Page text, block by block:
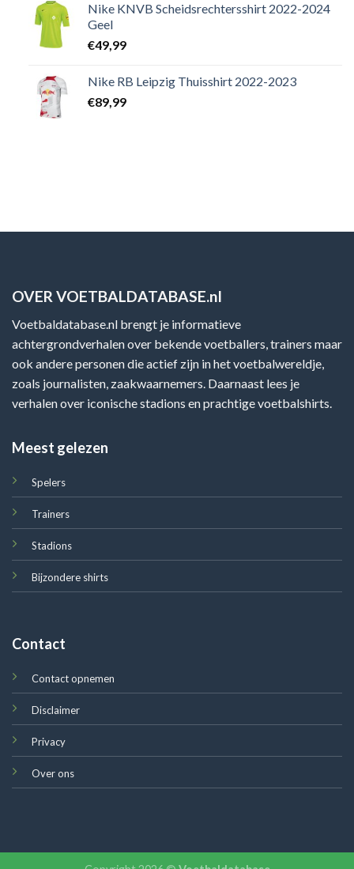
Nike KNVB Scheidsrechtersshirt 2022-2024
Geel
€49,99
Nike RB Leipzig Thuisshirt 2022-2023
€89,99
OVER VOETBALDATABASE.nl
Voetbaldatabase.nl brengt je informatieve
achtergrondverhalen over bekende voetballers, trainers maar
ook andere personen die actief zijn in het voetbalwereldje,
zoals journalisten, zaakwaarnemers. Daarnaast lees je
verhalen over iconische stadions en prachtige voetbalshirts.
Meest gelezen
Spelers
Trainers
Stadions
Bijzondere shirts
Contact
Contact opnemen
Disclaimer
Privacy
Over ons